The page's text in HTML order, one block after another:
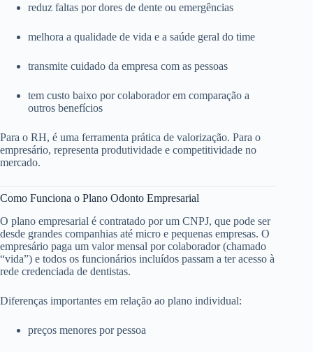
reduz faltas por dores de dente ou emergências
melhora a qualidade de vida e a saúde geral do time
transmite cuidado da empresa com as pessoas
tem custo baixo por colaborador em comparação a
outros benefícios
Para o RH, é uma ferramenta prática de valorização. Para o
empresário, representa produtividade e competitividade no
mercado.
Como Funciona o Plano Odonto Empresarial
O plano empresarial é contratado por um CNPJ, que pode ser
desde grandes companhias até micro e pequenas empresas. O
empresário paga um valor mensal por colaborador (chamado
“vida”) e todos os funcionários incluídos passam a ter acesso à
rede credenciada de dentistas.
Diferenças importantes em relação ao plano individual:
preços menores por pessoa